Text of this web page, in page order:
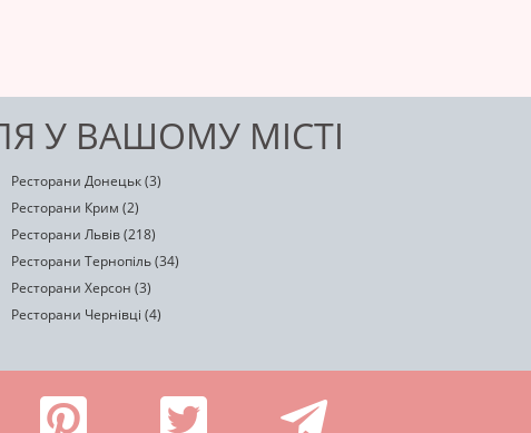
У ВАШОМУ МІСТІ
Ресторани Донецьк (3)
Ресторани Крим (2)
Ресторани Львів (218)
Ресторани Тернопіль (34)
Ресторани Херсон (3)
Ресторани Чернівці (4)